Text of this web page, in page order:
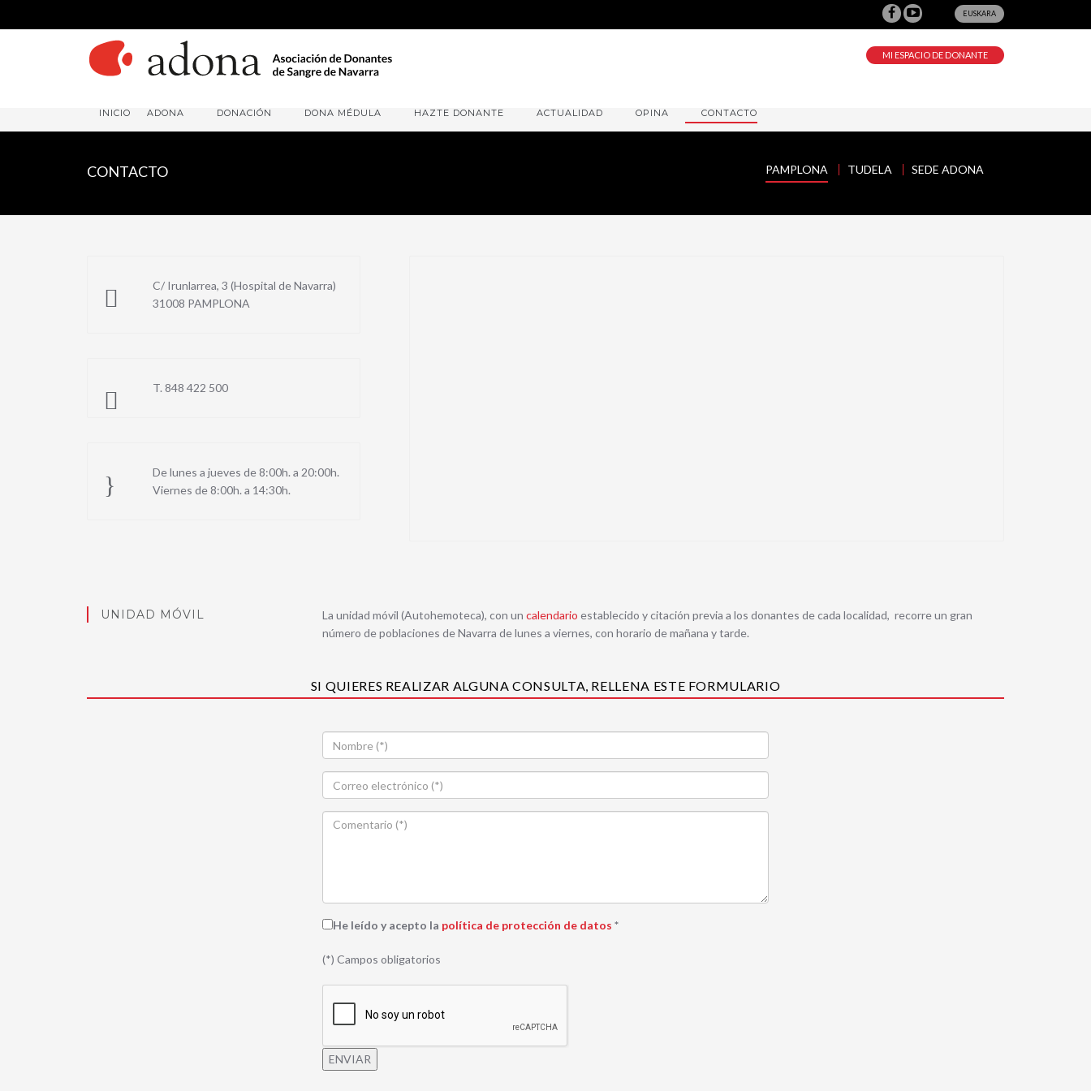
EUSKARA
MI ESPACIO DE DONANTE
INICIO ADONA DONACIÓN DONA MÉDULA HAZTE DONANTE ACTUALIDAD OPINA CONTACTO
CONTACTO PAMPLONA TUDELA SEDE ADONA
C/ Irunlarrea, 3 (Hospital de Navarra)
31008 PAMPLONA
T. 848 422 500
De lunes a jueves de 8:00h. a 20:00h.
Viernes de 8:00h. a 14:30h.
UNIDAD MÓVIL La unidad móvil (Autohemoteca), con un calendario establecido y citación previa a los donantes de cada localidad, recorre un gran
número de poblaciones de Navarra de lunes a viernes, con horario de mañana y tarde.
SI QUIERES REALIZAR ALGUNA CONSULTA, RELLENA ESTE FORMULARIO
He leído y acepto la política de protección de datos *
(*) Campos obligatorios
ENVIAR